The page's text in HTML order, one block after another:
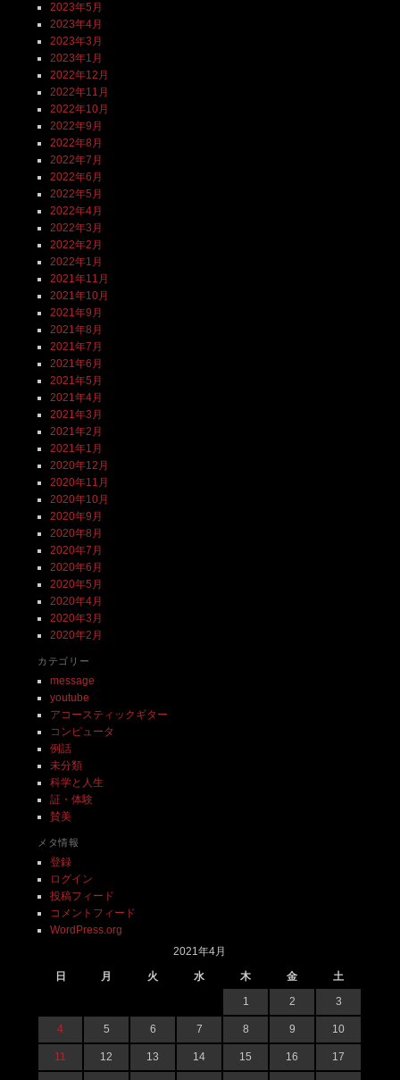
2023年5月
2023年4月
2023年3月
2023年1月
2022年12月
2022年11月
2022年10月
2022年9月
2022年8月
2022年7月
2022年6月
2022年5月
2022年4月
2022年3月
2022年2月
2022年1月
2021年11月
2021年10月
2021年9月
2021年8月
2021年7月
2021年6月
2021年5月
2021年4月
2021年3月
2021年2月
2021年1月
2020年12月
2020年11月
2020年10月
2020年9月
2020年8月
2020年7月
2020年6月
2020年5月
2020年4月
2020年3月
2020年2月
カテゴリー
message
youtube
アコースティックギター
コンピュータ
例話
未分類
科学と人生
証・体験
賛美
メタ情報
登録
ログイン
投稿フィード
コメントフィード
WordPress.org
2021年4月
日
月 火 水 木 金
土
1
2 3
4 5 6 7 8 9 10
11 12 13 14 15 16 17